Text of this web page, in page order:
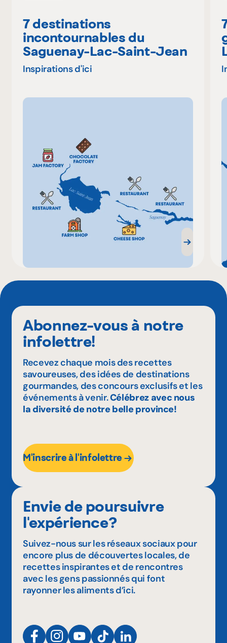
7 destinations
incontournables du
Saguenay-Lac-Saint-Jean
Inspirations d'ici
Abonnez-vous à notre
infolettre!
Recevez chaque mois des recettes
savoureuses, des idées de destinations
gourmandes, des concours exclusifs et les
événements à venir.Célébrez avec nous
la diversité de notre belle province!
M'inscrire à l'infolettre
Envie de poursuivre
l'expérience?
Suivez-nous sur les réseaux sociaux pour
encore plus de découvertes locales, de
recettes inspirantes et de rencontres
avec les gens passionnés qui font
rayonner les aliments d’ici.